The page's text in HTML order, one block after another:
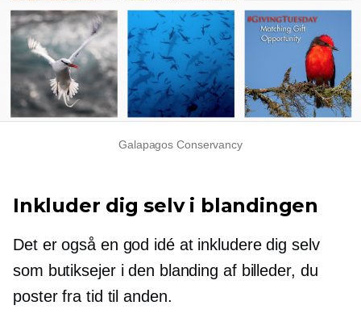
Galapagos Conservancy
Inkluder dig selv i blandingen
Det er også en god idé at inkludere dig selv
som butiksejer i den blanding af billeder, du
poster fra tid til anden.